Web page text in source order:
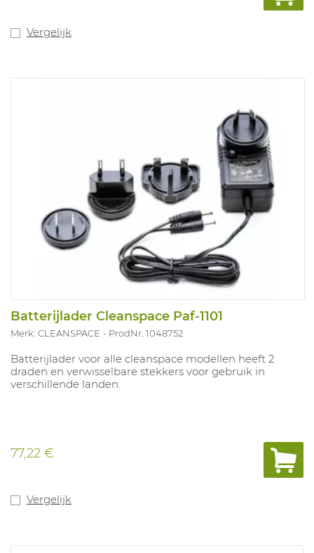
Vergelijk
Batterijlader Cleanspace Paf-1101
Merk: CLEANSPACE ProdNr. 1048752
Batterijlader voor alle cleanspace modellen heeft 2
draden en verwisselbare stekkers voor gebruik in
verschillende landen.
77,22 €
Vergelijk